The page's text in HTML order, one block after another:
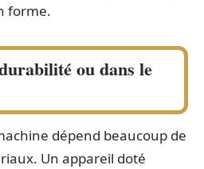
forme.
ou dans le
dépend beaucoup de
Un appareil doté